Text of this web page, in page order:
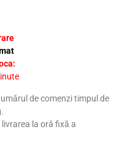
de comenzi timpul de
la oră fixă a